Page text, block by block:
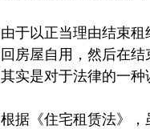
由于以正当理由结束
回房屋自用，然后在
其实是对于法律的一种
根据《住宅租赁法》